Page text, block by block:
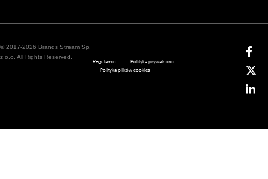
© 2017-2026 Brands Stream Sp.
z o.o. All Rights Reserved.
Regulamin
Polityka prywatności
Polityka plików cookies